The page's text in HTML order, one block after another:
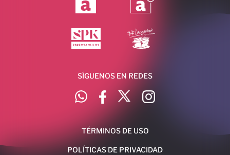
SÍGUENOS EN REDES
TÉRMINOS DE USO
POLÍTICAS DE PRIVACIDAD